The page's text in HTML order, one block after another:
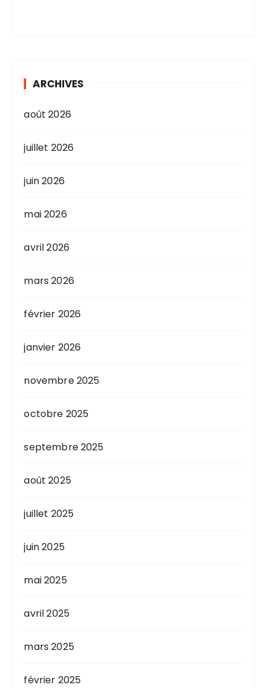
ARCHIVES
août 2026
juillet 2026
juin 2026
mai 2026
avril 2026
mars 2026
février 2026
janvier 2026
novembre 2025
octobre 2025
septembre 2025
août 2025
juillet 2025
juin 2025
mai 2025
avril 2025
mars 2025
février 2025